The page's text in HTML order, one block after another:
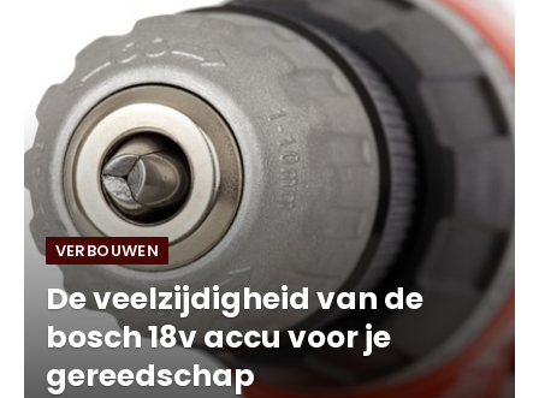
VERBOUWEN
De veelzijdigheid van de
bosch 18v accu voor je
gereedschap